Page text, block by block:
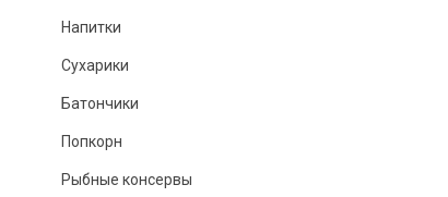
Напитки
Сухарики
Батончики
Попкорн
Рыбные консервы